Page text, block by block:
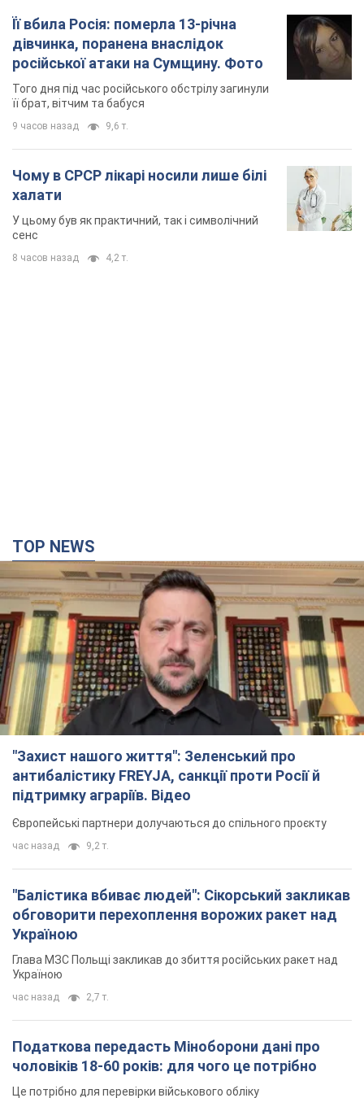
Її вбила Росія: померла 13-річна
дівчинка, поранена внаслідок
російської атаки на Сумщину. Фото
Того дня під час російського обстрілу загинули
її брат, вітчим та бабуся
9 часов назад 9,6 т.
Чому в СРСР лікарі носили лише білі
халати
У цьому був як практичний, так і символічний
сенс
8 часов назад 4,2 т.
TOP NEWS
"Захист нашого життя": Зеленський про
антибалістику FREYJA, санкції проти Росії й
підтримку аграріїв. Відео
Європейські партнери долучаються до спільного проєкту
час назад 9,2 т.
"Балістика вбиває людей": Сікорський закликав
обговорити перехоплення ворожих ракет над
Україною
Глава МЗС Польщі закликав до збиття російських ракет над
Україною
час назад 2,7 т.
Податкова передасть Міноборони дані про
чоловіків 18-60 років: для чого це потрібно
Це потрібно для перевірки військового обліку